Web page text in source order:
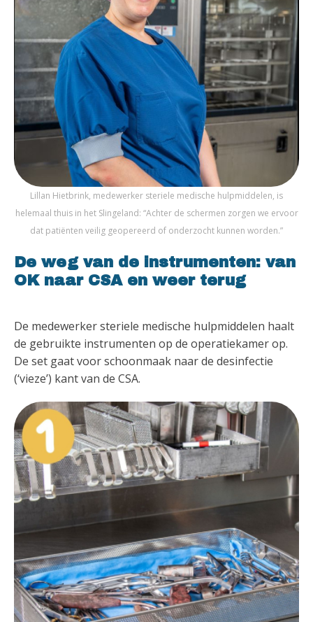
Lillan Hietbrink, medewerker steriele medische hulpmiddelen, is
helemaal thuis in het Slingeland: “Achter de schermen zorgen we ervoor
dat patiënten veilig geopereerd of onderzocht kunnen worden.”
De weg van de instrumenten: van
OK naar CSA en weer terug
De medewerker steriele medische hulpmiddelen haalt
de gebruikte instrumenten op de operatiekamer op.
De set gaat voor schoonmaak naar de desinfectie
(‘vieze’) kant van de CSA.